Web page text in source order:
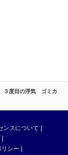
３度目の浮気 ゴミカ
ンスについて
シー